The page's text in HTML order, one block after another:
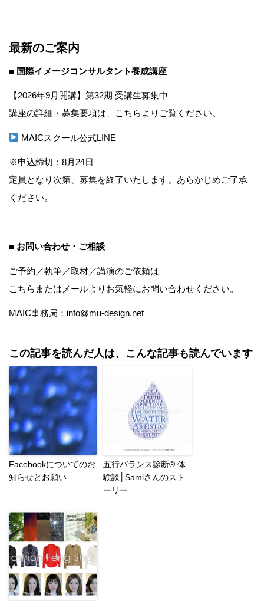
最新のご案内
■ 国際イメージコンサルタント養成講座
【2026年9月開講】第32期 受講生募集中
講座の詳細・募集要項は、こちらよりご覧ください。
MAICスクール公式LINE
※申込締切：8月24日
定員となり次第、募集を終了いたします。あらかじめご了承
ください。
■ お問い合わせ・ご相談
ご予約／執筆／取材／講演のご依頼は
こちら またはメールよりお気軽にお問い合わせください。
MAIC事務局：info@mu-design.net
この記事を読んだ人は、こんな記事も読んでいます
Facebookについてのお
知らせとお願い
五行バランス診断® 体
験談│Samiさんのスト
ーリー